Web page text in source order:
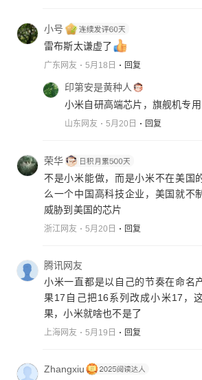
小号
雷布斯太谦虚了
广东网友 5月18日 回复
印第安是黄种人
小米自研高端芯片，旗舰机专用
山东网友 5月20日 回复
荣华
不是小米能做，而是小米不在美国
么一个中国高科技企业，美国就不
威胁到美国的芯片
浙江网友 5月20日 回复
腾讯网友
小米一直都是以自己的节奏在命名
果17自己把16系列改成小米17，
果，小米就啥也不是了
上海网友 5月19日 回复
Zhangxiu